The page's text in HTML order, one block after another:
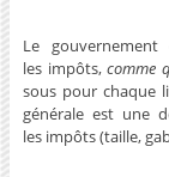
Le
les impôts,comme
sous pour chaque
générale est une
les impôts (taille,